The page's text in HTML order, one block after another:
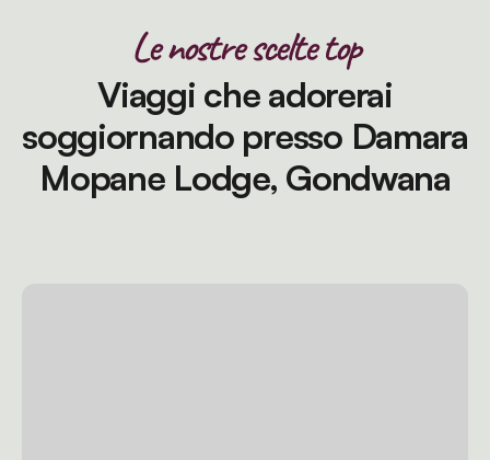
Le nostre scelte top
Viaggi che adorerai
soggiornando presso Damara
Mopane Lodge, Gondwana